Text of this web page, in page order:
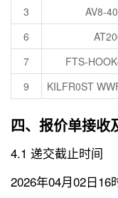
3
AV8-
6
7
FTS-
9
KILFR0ST
四、报价单接收
4.1 递交截止时间
2026年04月02日16